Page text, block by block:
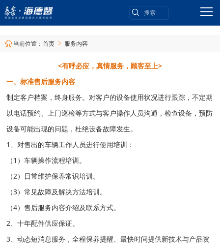
当前位置： 首页  服务内容
<有呼必应，真情服务，顾客至上>
一、标准售后服务内容
制定客户档案，终身服务。对客户的设备使用状况进行跟踪，不定期
以电话预约、上门巡检等方式与客户操作人员沟通，检查设备，预防
设备可能出现的问题，杜绝设备故障发生。
1、对售出的车辆工作人员进行使用培训：
（1）车辆操作流程培训。
（2）日常维护保养常识培训。
（3）常见故障及解决方法培训。
（4）售后服务内容介绍及联系方式。
2、十年配件供应保证。
3、动态短消息服务，全程保养提醒、最快时间提供新技术与产品资